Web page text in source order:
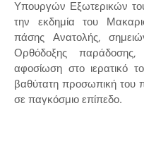
Υπουργών Εξωτερικών
την εκδημία του
πάσης Ανατολής,
Ορθόδοξης
αφοσίωση στο ιερατικό
βαθύτατη προσωπική του
σε παγκόσμιο επίπεδο.